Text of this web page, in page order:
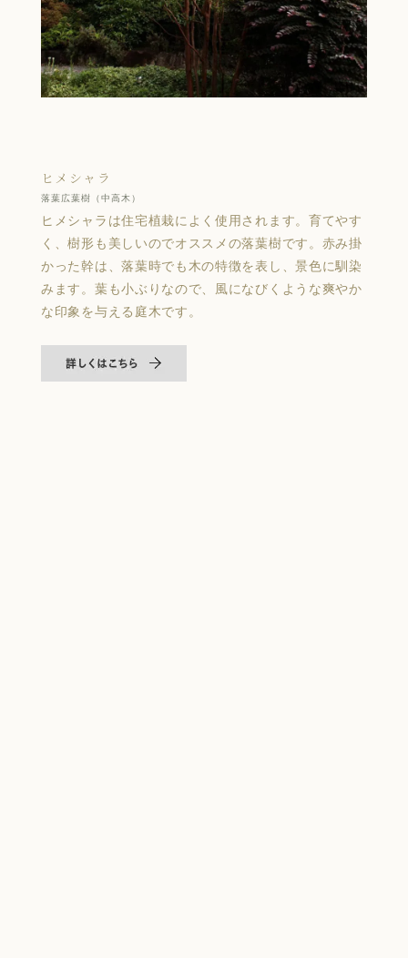
ヒメシャラ
落葉広葉樹（中高木）
ヒメシャラは住宅植栽によく使用されます。育てやす
く、樹形も美しいのでオススメの落葉樹です。赤み掛
かった幹は、落葉時でも木の特徴を表し、景色に馴染
みます。葉も小ぶりなので、風になびくような爽やか
な印象を与える庭木です。